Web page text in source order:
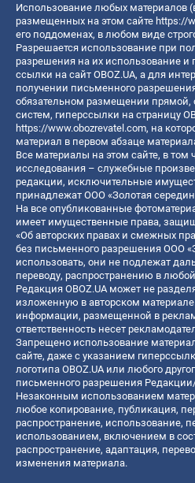
Использование любых материалов
размещенных на этом сайте https://
его поддоменах, в любом виде
Разрешается использование при
разрешения на их использование и
ссылки на сайт OBOZ.UA, а для
получении письменного
обязательном размещении прямой,
систем, гиперссылки на страницу
https://www.obozrevatel.com, на
материал в первом абзаце
Все материалы на этом сайте, в том
исследования – служебные
редакции, исключительные
принадлежат ООО «Золотая
На все опубликованные
имеет имущественные права,
«Об авторских правах и смежных
без письменного разрешения ООО
использовать, они не подлежат
переводу, распространению в
Редакция OBOZ.UA может не
изложенную в авторском
информации, размещенной в
ответственность несет
Запрещено использование
сайте, даже с указанием
логотипа OBOZ.UA или любого
письменного разрешения
Незаконным использованием
любое копирование, публикация,
распространение, использование,
использованием, включением в
распространение, адаптация,
изменения материала.